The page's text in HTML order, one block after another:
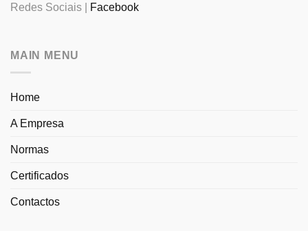
Redes Sociais | Facebook
MAIN MENU
Home
A Empresa
Normas
Certificados
Contactos